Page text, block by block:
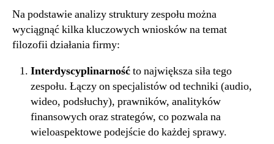
Na podstawie analizy struktury zespołu można
wyciągnąć kilka kluczowych wniosków na temat
filozofii działania firmy:
Interdyscyplinarnośćto największa siła tego
zespołu. Łączy on specjalistów od techniki (audio,
wideo, podsłuchy), prawników, analityków
finansowych oraz strategów, co pozwala na
wieloaspektowe podejście do każdej sprawy.